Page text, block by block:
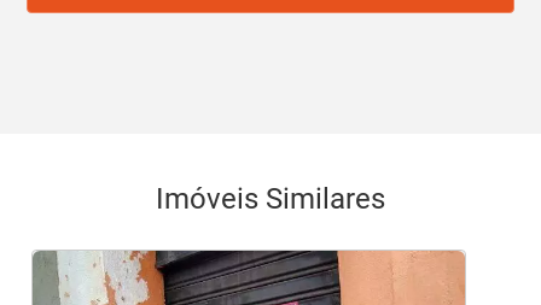
Imóveis Similares